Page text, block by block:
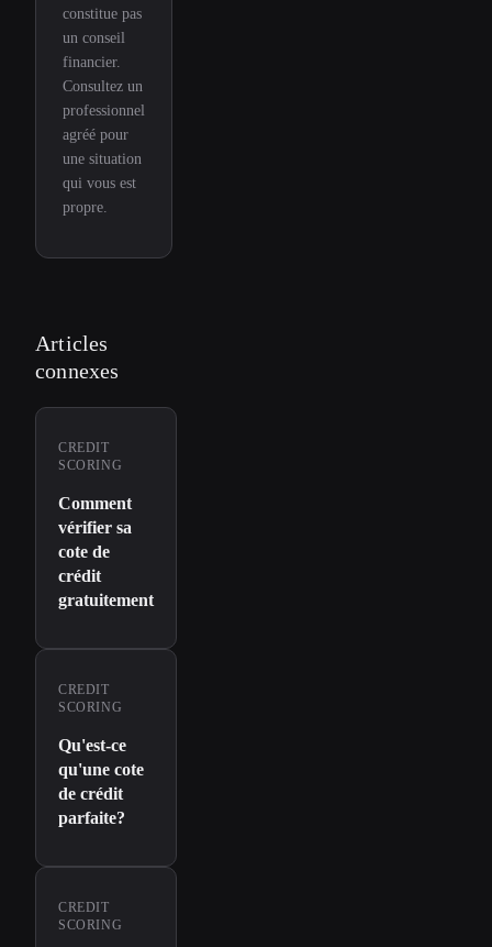
constitue pas
un conseil
financier.
Consultez un
professionnel
agréé pour
une situation
qui vous est
propre.
Articles
connexes
CREDIT
SCORING
Comment
vérifier sa
cote de
crédit
gratuitement
CREDIT
SCORING
Qu'est-ce
qu'une cote
de crédit
parfaite?
CREDIT
SCORING